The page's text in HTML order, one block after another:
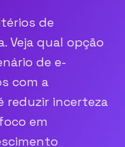
de
Veja qual opção
de e-
com a
reduzir incerteza
em